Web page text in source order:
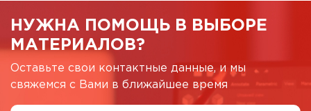
НУЖНА ПОМОЩЬ В ВЫБОРЕ
МАТЕРИАЛОВ?
Оставьте свои контактные данные, и мы
свяжемся с Вами в ближайшее время